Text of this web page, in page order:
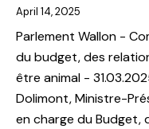
April 14, 2025
Parlement Wallon -
du budget, des
être animal -
Dolimont, Ministre-
en charge du Budget,